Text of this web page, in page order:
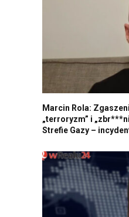
Marcin Rola:
„terroryzm” i
Strefie Gazy –